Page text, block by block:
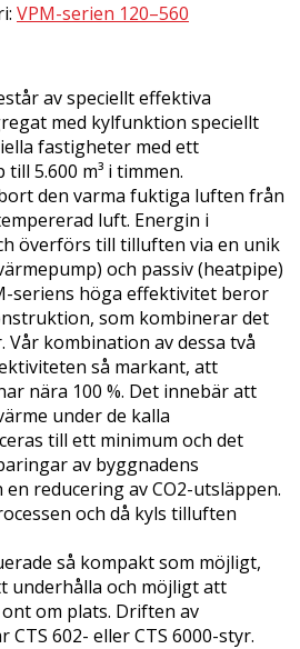
VPM-serien 120–560
av speciellt effektiva
med kylfunktion speciellt
fastigheter med ett
5.600 m³ i timmen.
den varma fuktiga luften från
luft. Energin i
överförs till tilluften via en unik
och passiv (heatpipe)
seriens höga effektivitet beror
som kombinerar det
kombination av dessa två
så markant, att
nära 100 %. Det innebär att
under de kalla
till ett minimum och det
av byggnadens
reducering av CO2-utsläppen.
och då kyls tilluften
så kompakt som möjligt,
underhålla och möjligt att
om plats. Driften av
602- eller CTS 6000-styr.